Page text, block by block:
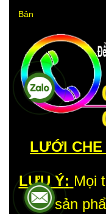
Bản
LƯU Ý: Mọi
sản